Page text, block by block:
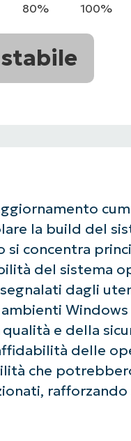
80% 100%
la build del
si concentra
del sistema
dagli
Windows
e della
delle
che
rafforzando